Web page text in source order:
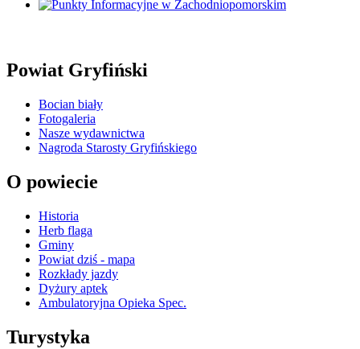
Powiat Gryfiński
Bocian biały
Fotogaleria
Nasze wydawnictwa
Nagroda Starosty Gryfińskiego
O powiecie
Historia
Herb flaga
Gminy
Powiat dziś - mapa
Rozkłady jazdy
Dyżury aptek
Ambulatoryjna Opieka Spec.
Turystyka